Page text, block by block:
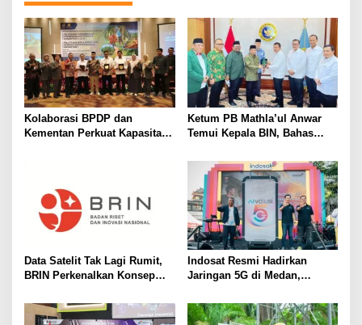
Kolaborasi BPDP dan
Kementan Perkuat Kapasitas
Ketum PB Mathla’ul Anwar
Temui Kepala BIN, Bahas
Adaptif
Data Satelit Tak Lagi Rumit,
BRIN Perkenalkan Konsep
Indosat Resmi Hadirkan
Jaringan 5G di Medan,
Kota